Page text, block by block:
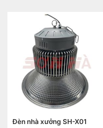
Đèn nhà xưởng SH-X01